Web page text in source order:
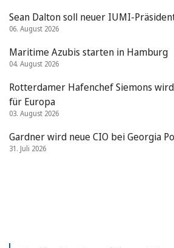
Sean Dalton soll neuer IUMI-
06. August 2026
Maritime Azubis starten in Hamburg
04. August 2026
Rotterdamer Hafenchef Siemons
für Europa
03. August 2026
Gardner wird neue CIO bei Georgia
31. Juli 2026